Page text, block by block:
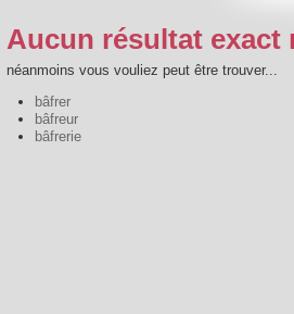
Aucun résultat exact
néanmoins vous vouliez peut être trouver...
bâfrer
bâfreur
bâfrerie